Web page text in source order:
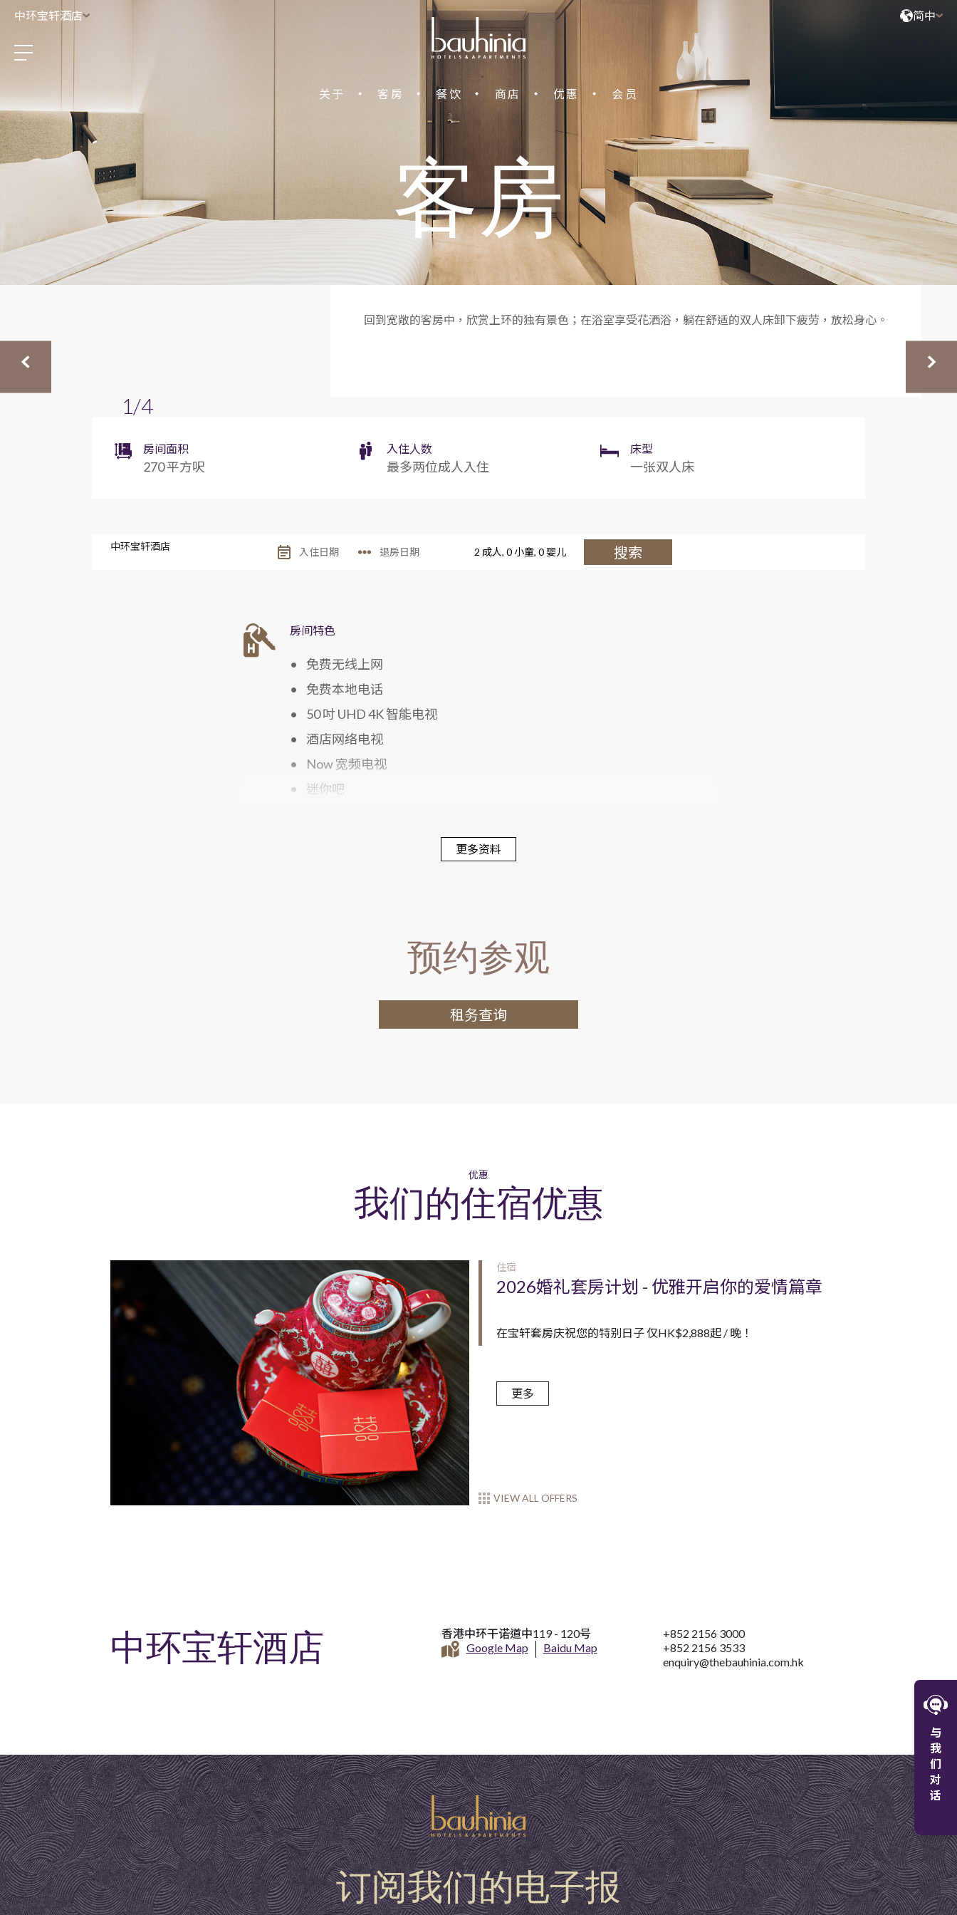
中环宝轩酒店 成人, 搜索
中环宝轩酒店 简中
关于 客房 餐饮 商店 优惠 会员
客房
豪华无障碍客房
1/4
回到宽敞的客房中，欣赏上环的独有景色；在浴室享受花洒浴，躺在舒适的双人床卸下疲劳，放松身心。
房间面积
270 平方呎
入住人数
最多两位成人入住
床型
一张双人床
中环宝轩酒店 2 成人,0 小童,0婴儿 搜索
房间特色
• 免费无线上网
• 免费本地电话
• 50 吋 UHD 4K 智能电视
• 酒店网络电视
• Now 宽频电视
• 迷你吧
更多资料
预约参观
租务查询
优惠
我们的住宿优惠
住宿
2026婚礼套房计划 - 优雅开启你的爱情篇章
在宝轩套房庆祝您的特别日子 仅HK$2,888起 / 晚！
更多
VIEW ALL OFFERS
中环宝轩酒店
香港中环干诺道中119 - 120号
Google Map
Baidu Map
+852 2156 3000
+852 2156 3533
enquiry@thebauhinia.com.hk
订阅我们的电子报
与
我
们
对
话